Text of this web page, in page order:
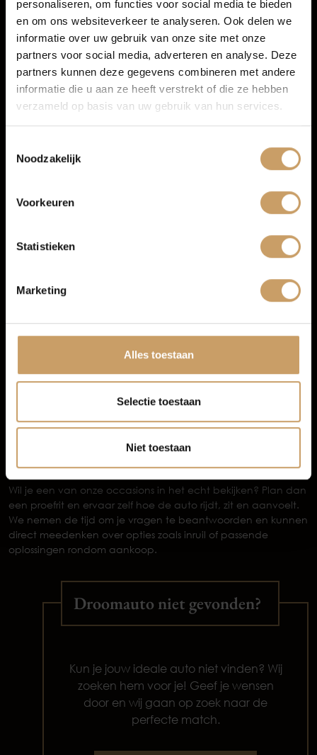
personaliseren, om functies voor social media te bieden
en om ons websiteverkeer te analyseren. Ook delen we
informatie over uw gebruik van onze site met onze
partners voor social media, adverteren en analyse. Deze
partners kunnen deze gegevens combineren met andere
informatie die u aan ze heeft verstrekt of die ze hebben
verzameld op basis van uw gebruik van hun services.
Noodzakelijk
Voorkeuren
Statistieken
Marketing
Alles toestaan
Selectie toestaan
Niet toestaan
Persoonlijk advies
Mogelijkheid om een proefrit te maken
Duidelijke uitleg over uitvoering, onderhoud en
aflevermogelijkheden
Inruil en financiering mogelijk
Service en onderhoud op één vertrouwd adres
Afleverpakketten voor extra zekerheid
Zo weet je vooraf waar je aan toe bent en kun je met een
Afleverpakketten voor jouw nieuwe
Citroën
is altijd inbegrepen en bevat onder andere
brandstof, professionele reiniging, een BOVAG 40-punten
zoals een nieuwe APK, onderhoudsbeurt voor levering,
minimaal een halve tank brandstof, banden rondom
minimaal 3,5 mm profiel, professionele reiniging en 12
maanden BOVAG garantie.
nieuwe APK, onderhoudsbeurt, volle tank brandstof, 12
maanden pechhulp in Nederland en 24 maanden BOVAG
Plan vandaag nog je proefrit
Wil je een van onze occasions in het echt bekijken? Plan dan
een proefrit en ervaar zelf hoe de auto rijdt, zit en aanvoelt.
We nemen de tijd om je vragen te beantwoorden en kunnen
direct meedenken over opties zoals inruil of passende
oplossingen rondom aankoop.
Droomauto niet gevonden?
Kun je jouw ideale auto niet vinden? Wij
zoeken hem voor je! Geef je wensen
door en wij gaan op zoek naar de
perfecte match.
Autoverzekeringen
Verkoop
Auto onderhoud
Over Autobedrijf De Baaij
Contact
Afleverpakketten